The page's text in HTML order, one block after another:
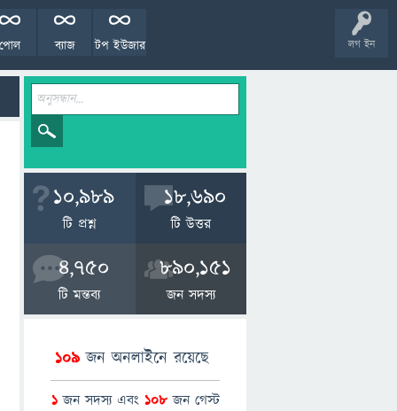
লগ ইন
টপ ইউজার
ব্যাজ
পোল
10,989
টি প্রশ্ন
18,690
টি উত্তর
4,750
টি মন্তব্য
890,151
জন সদস্য
109জন অনলাইনে রয়েছে
1জন সদস্য এবং 108জন গেস্ট